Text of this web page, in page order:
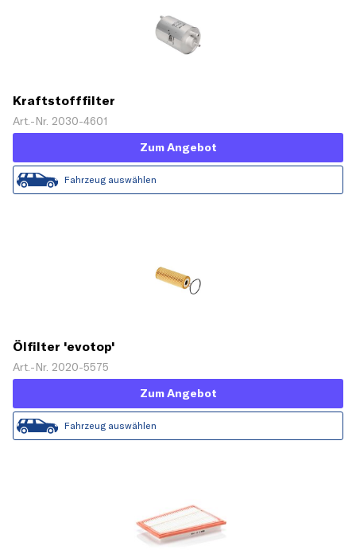
Kraftstofffilter
Art.-Nr. 2030-4601
Zum Angebot
Fahrzeug auswählen
Ölfilter 'evotop'
Art.-Nr. 2020-5575
Zum Angebot
Fahrzeug auswählen